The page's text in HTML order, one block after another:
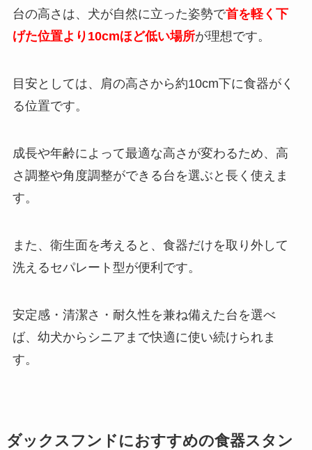
台の高さは、犬が自然に立った姿勢で首を軽く下
げた位置より10cmほど低い場所が理想です。
目安としては、肩の高さから約10cm下に食器がく
る位置です。
成長や年齢によって最適な高さが変わるため、高
さ調整や角度調整ができる台を選ぶと長く使えま
す。
また、衛生面を考えると、食器だけを取り外して
洗えるセパレート型が便利です。
安定感・清潔さ・耐久性を兼ね備えた台を選べ
ば、幼犬からシニアまで快適に使い続けられま
す。
ダックスフンドにおすすめの食器スタン